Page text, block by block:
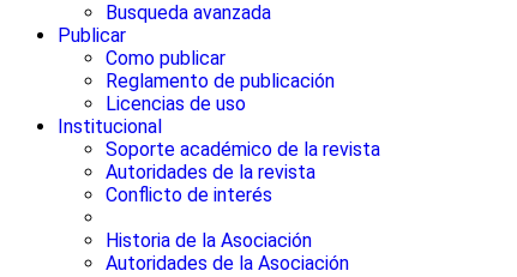
Busqueda avanzada
Publicar
Como publicar
Reglamento de publicación
Licencias de uso
Institucional
Soporte académico de la revista
Autoridades de la revista
Conflicto de interés
Historia de la Asociación
Autoridades de la Asociación